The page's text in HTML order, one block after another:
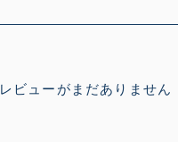
レビューがまだありません